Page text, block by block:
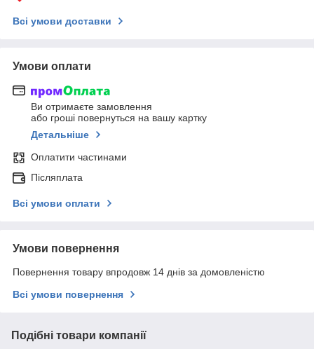
Всі умови доставки
Умови оплати
Ви отримаєте замовлення
або гроші повернуться на вашу картку
Детальніше
Оплатити частинами
Післяплата
Всі умови оплати
Умови повернення
Повернення товару впродовж 14 днів за домовленістю
Всі умови повернення
Подібні товари компанії